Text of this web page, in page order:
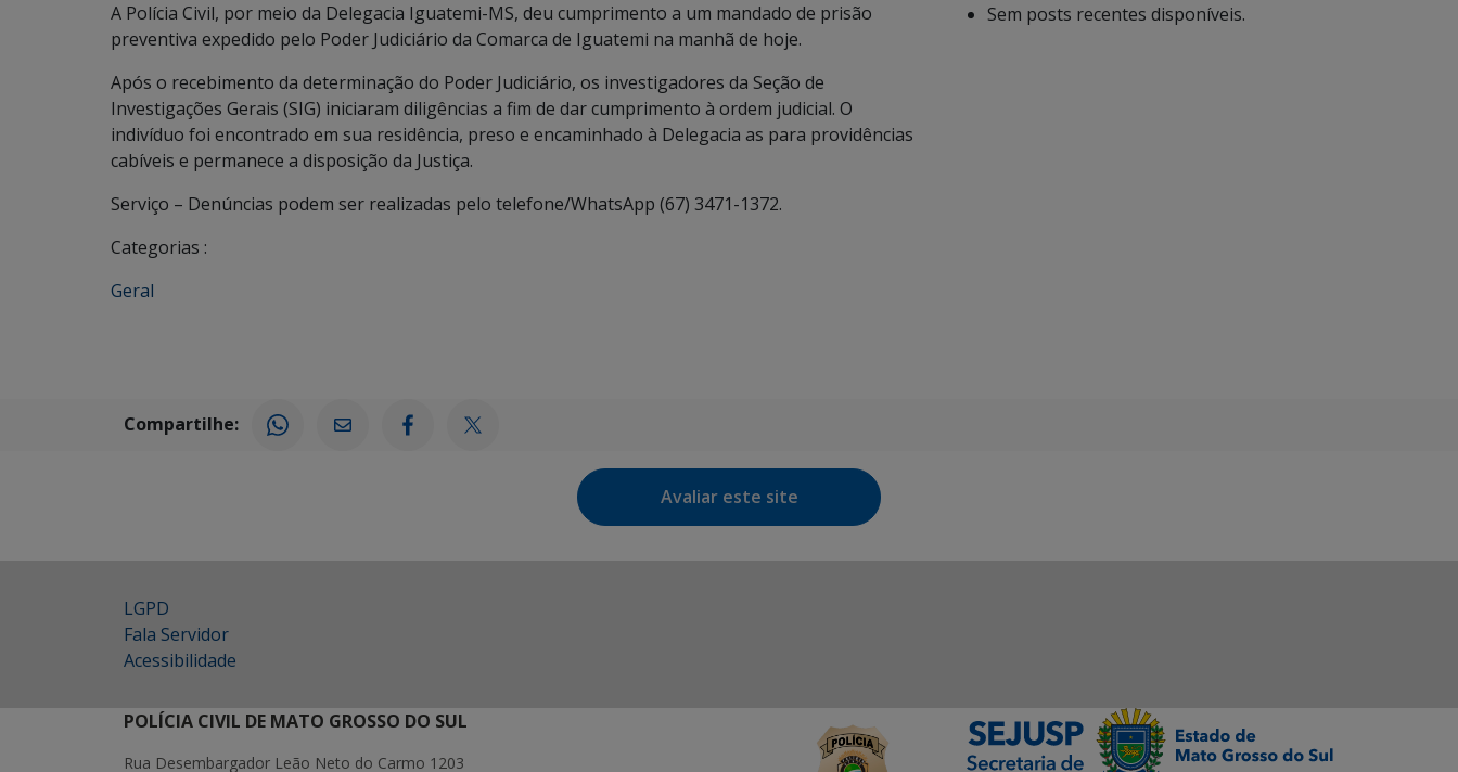
A Polícia Civil, por meio da Delegacia Iguatemi-MS, deu cumprimento a um mandado de prisão
preventiva expedido pelo Poder Judiciário da Comarca de Iguatemi na manhã de hoje.
Após o recebimento da determinação do Poder Judiciário, os investigadores da Seção de
Investigações Gerais (SIG) iniciaram diligências a fim de dar cumprimento à ordem judicial. O
indivíduo foi encontrado em sua residência, preso e encaminhado à Delegacia as para providências
cabíveis e permanece a disposição da Justiça.
Serviço – Denúncias podem ser realizadas pelo telefone/WhatsApp (67) 3471-1372.
Categorias :
Geral
Sem posts recentes disponíveis.
Compartilhe:
Avaliar este site
LGPD
Fala Servidor
Acessibilidade
POLÍCIA CIVIL DE MATO GROSSO DO SUL
Rua Desembargador Leão Neto do Carmo 1203